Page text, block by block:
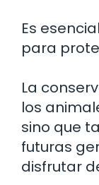
Es
para
La
los
sino que
futuras
disfrutar